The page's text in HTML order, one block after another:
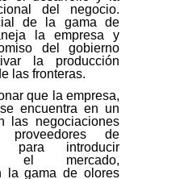
del negocio.
de la gama de
la empresa y
del gobierno
la producción
las fronteras.
que la empresa,
encuentra en un
las negociaciones
proveedores de
para introducir
el mercado,
la gama de olores